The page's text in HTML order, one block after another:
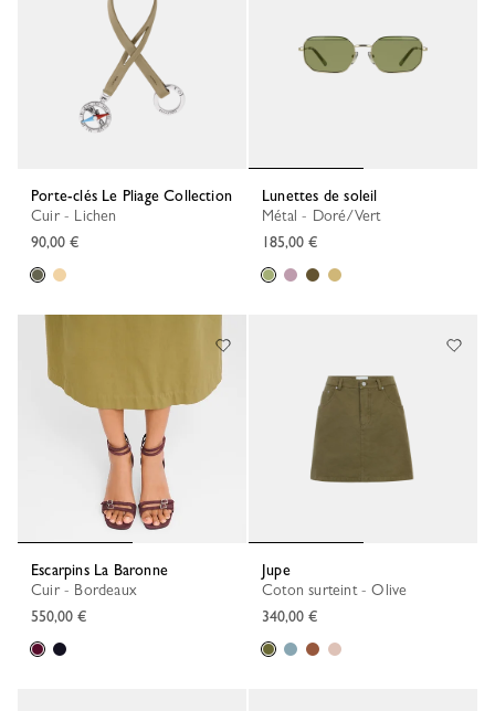
Porte-clés Le Pliage Collection
Cuir - Lichen
90,00 €
Lunettes de soleil
Métal - Doré/Vert
185,00 €
Escarpins La Baronne
Cuir - Bordeaux
550,00 €
Jupe
Coton surteint - Olive
340,00 €